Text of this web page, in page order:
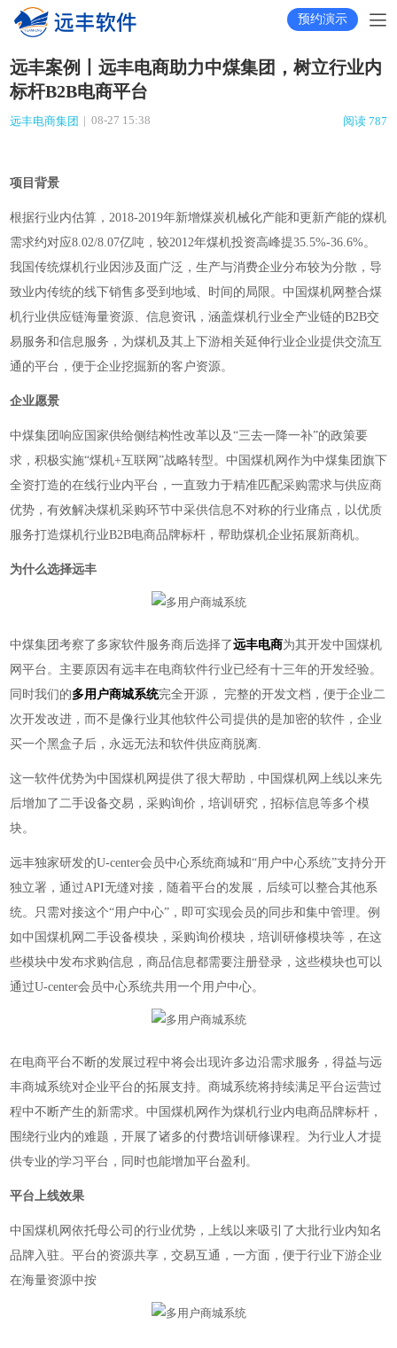
预约演示
远丰案例丨远丰电商助力中煤集团，树立行业内
标杆B2B电商平台
远丰电商集团 | 08-27 15:38 阅读 787
项目背景
根据行业内估算， 2018-2019年新增煤炭机械化产能和更新产能的煤机
需求约对应8.02/8.07亿吨，较2012年煤机投资高峰提35.5%-36.6%。
我国传统煤机行业因涉及面广泛，生产与消费企业分布较为分散，导
致业内传统的线下销售多受到地域、时间的局限。中国煤机网整合煤
机行业供应链海量资源、信息资讯，涵盖煤机行业全产业链的B2B交
易服务和信息服务，为煤机及其上下游相关延伸行业企业提供交流互
通的平台，便于企业挖掘新的客户资源。
企业愿景
中煤集团 响应国家供给侧结构性改革以及“三去一降一补”的政策要
求，积极实施“煤机+互联网”战略转型。中国煤机网作为中煤集团旗下
全资打造的在线行业内平台，一直致力于精准匹配采购需求与供应商
优势，有效解决煤机采购环节中采供信息不对称的行业痛点，以优质
服务打造煤机行业B2B电商品牌标杆，帮助煤机企业拓展新商机。
为什么选择远丰
中煤集团考察了多家软件服务商后选择了远丰电商为其开发中国煤机
网平台。主要原因有远丰在电商软件行业已经有十三年的开发经验。
同时我们的多用户商城系统完全开源， 完整的开发文档，便于企业二
次开发改进，而不是像行业其他软件公司提供的是加密的软件，企业
买一个黑盒子后，永远无法和软件供应商脱离.
这一软件优势为中国煤机网提供了很大帮助，中国煤机网上线以来先
后增加了二手设备交易，采购询价，培训研究，招标信息等多个模
块。
远丰独家研发的U-center会员中心系统商城和“用户中心系统”支持分开
独立署，通过API无缝对接，随着平台的发展，后续可以整合其他系
统。只需对接这个“用户中心”，即可实现会员的同步和集中管理。例
如中国煤机网二手设备模块，采购询价模块，培训研修模块等，在这
些模块中发布求购信息，商品信息都需要注册登录，这些模块也可以
通过U-center会员中心系统共用一个用户中心。
在电商平台不断的发展过程中将会出现许多边沿需求服务，得益与远
丰商城系统对企业平台的拓展支持。商城系统将持续满足平台运营过
程中不断产生的新需求。中国煤机网作为煤机行业内电商品牌标杆，
围绕行业内的难题，开展了诸多的付费培训研修课程。为行业人才提
供专业的学习平台，同时也能增加平台盈利。
平台上线效果
中国煤机网依托母公司的行业优势，上线以来吸引了大批行业内知名
品牌入驻。平台的资源共享，交易互通，一方面，便于行业下游企业
在海量资源中按